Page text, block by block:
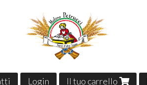
Login Il tuo carrello